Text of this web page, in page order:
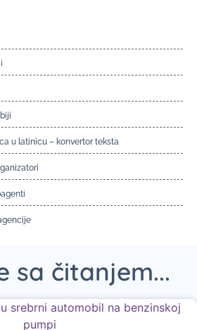
u latinicu – konvertor teksta
sa čitanjem...